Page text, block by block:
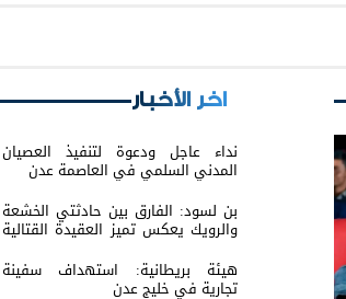
اخر الأخبار
نداء عاجل ودعوة لتنفيذ العصيان
المدني السلمي في العاصمة عدن
بن لسود: الفارق بين حادثتي الخشعة
والرويك يعكس تميز العقيدة القتالية
هيئة بريطانية: استهداف سفينة
تجارية في خليج عدن